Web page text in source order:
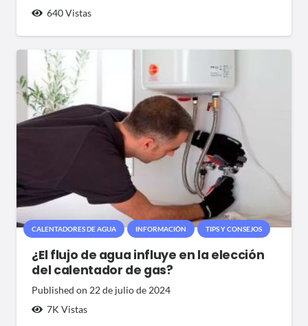
640Vistas
CALENTADORES DE AGUA INFORMACIÓN TIPS Y CONSEJOS
¿El flujo de agua influye en la elección
del calentador de gas?
Published on22 de julio de 2024
7K Vistas